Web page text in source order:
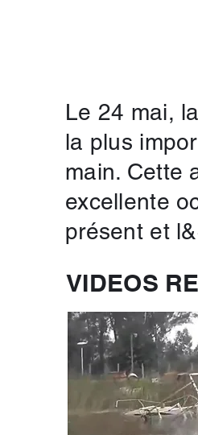
Le 24 mai,
la plus
main. Cette
excellente
présent et
VIDEOS